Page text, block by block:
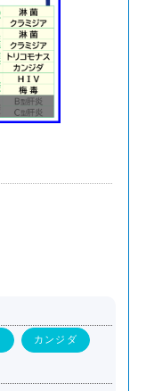
カンジダ